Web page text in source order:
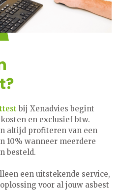
bij Xenadvies begint
en exclusief btw.
altijd profiteren van een
10% wanneer meerdere
besteld.
een uitstekende service,
voor al jouw asbest